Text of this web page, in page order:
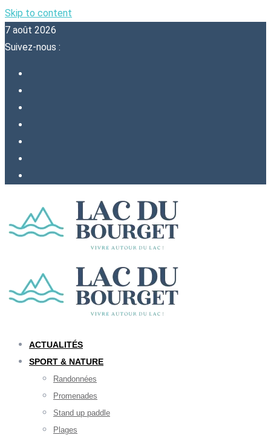
Skip to content
7 août 2026
Suivez-nous :
ACTUALITÉS
SPORT & NATURE
Randonnées
Promenades
Stand up paddle
Plages